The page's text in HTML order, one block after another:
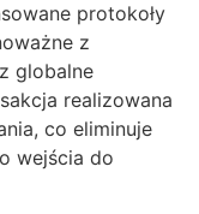
protokoły
z
globalne
realizowana
co eliminuje
wejścia do